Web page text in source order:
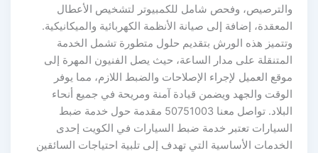
والترصيص، وفحص شامل للكمبيوتر لتشخيص الأعطال
المعقدة، إضافة إلى صيانة الأنظمة الكهربائية والميكانيكية.
وتتميز هذه الورش بتقديم حلول متطورة تشمل الخدمة
المتنقلة على مدار الساعة، حيث يصل الفنيون المهرة إلى
موقع العميل لإجراء الإصلاحات والضبط اللازم، مما يوفر
الوقت والجهد ويضمن قيادة آمنة ومريحة في جميع أنحاء
البلاد. تواصل معنا 50751003 مقدمة حول خدمة ضبط
السيارات تعتبر خدمة ضبط السيارات في الكويت إحدى
الخدمات الأساسية التي تهدف إلى تلبية احتياجات السائقين